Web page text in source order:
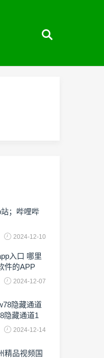
；哔哩哔
2024-12-10
入口 哪里
件的APP
2024-12-07
隐藏通道
隐藏通道1
振兴注入新
2024-12-14
精品视频国